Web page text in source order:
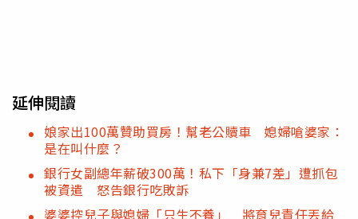
延伸閱讀
娘家出100萬贊助買房！幫老公贖車 媳婦嗆婆家：
是在叫什麼？
銀行女副總年薪破300萬！私下「身兼7差」遭抓包
被資遣 怒告銀行吃敗訴
婆婆控兒子與媳婦「只生不養」 將育兒責任丟給